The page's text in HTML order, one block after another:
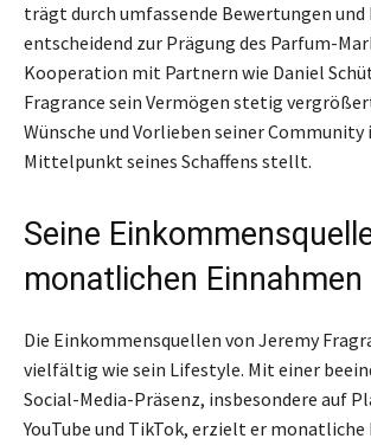
trägt durch umfassende Bewertungen
entscheidend zur Prägung des Parfum-
Kooperation mit Partnern wie Daniel
Fragrance sein Vermögen stetig
Wünsche und Vorlieben seiner Community
Mittelpunkt seines Schaffens stellt.
Seine
monatlichen Einnahmen
Die Einkommensquellen von Jeremy
vielfältig wie sein Lifestyle. Mit einer
Social-Media-Präsenz, insbesondere auf
YouTube und TikTok, erzielt er monatliche